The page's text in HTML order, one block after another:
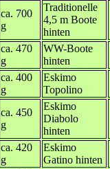
ca. 700
g
Traditionelle
4,5 m Boote
hinten
ca. 470
g
WW-Boote
hinten
ca. 400
g
Eskimo
Topolino
ca. 450
g
Eskimo
Diabolo
hinten
ca. 420
g
Eskimo
Gatino hinten